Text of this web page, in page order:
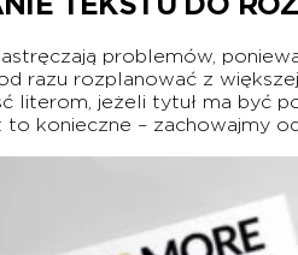
problemów,
razu rozplanować z
literom, jeżeli tytuł ma być
to konieczne – zachowajmy